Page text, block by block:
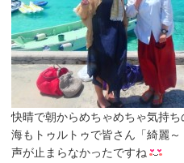
快晴で朝からめちゃめちゃ気持ち
海もトゥルトゥで皆さん「綺麗
声が止まらなかったですね